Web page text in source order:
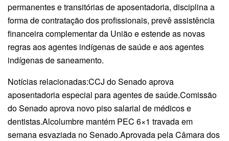
permanentes e transitórias de aposentadoria, disciplina a
forma de contratação dos profissionais, prevê assistência
financeira complementar da União e estende as novas
regras aos agentes indígenas de saúde e aos agentes
indígenas de saneamento.
Notícias relacionadas:CCJ do Senado aprova
aposentadoria especial para agentes de saúde.Comissão
do Senado aprova novo piso salarial de médicos e
dentistas.Alcolumbre mantém PEC 6×1 travada em
semana esvaziada no Senado.Aprovada pela Câmara dos